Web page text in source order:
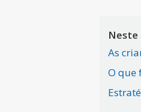
As
O que